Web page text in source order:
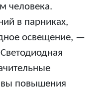
человека.
в парниках,
освещение, —
повышения